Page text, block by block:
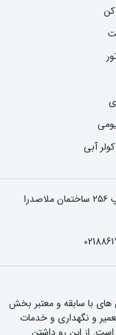
آبی
خ ملاصدرا -بین خ خوارزمی و شیخ بهایی - پ ۲۵۶ ساختمان ملاصدرا
با سابقه و معتبر بخش
و نگهداری و خدمات
از این رو داشتن